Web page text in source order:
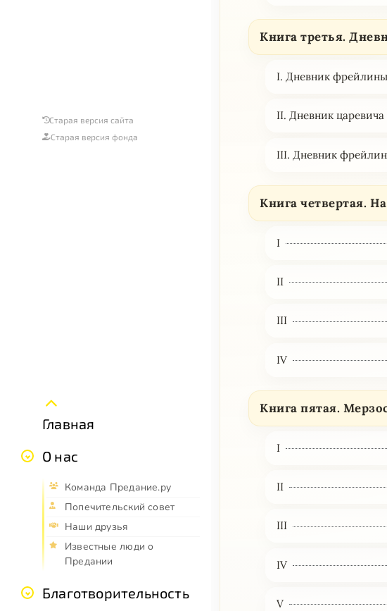
Старая версия сайта
Старая версия фонда
Главная
О нас
Команда Предание.ру
Попечительский совет
Наши друзья
Известные люди о
Предании
Благотворительность
Книга третья.
I. Дневник
II. Дневник царевича
III. Дневник
Книга четвертая.
I
II
III
IV
Книга пятая.
I
II
III
IV
V